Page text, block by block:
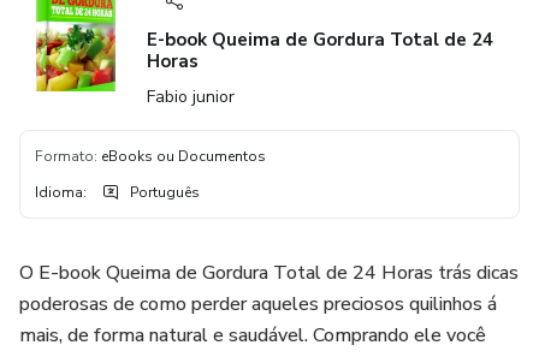
E-book Queima de Gordura Total de 24
Horas
Fabio junior
Formato: eBooks ou Documentos
Idioma: Português
O E-book Queima de Gordura Total de 24 Horas trás dicas
poderosas de como perder aqueles preciosos quilinhos á
mais, de forma natural e saudável. Comprando ele você